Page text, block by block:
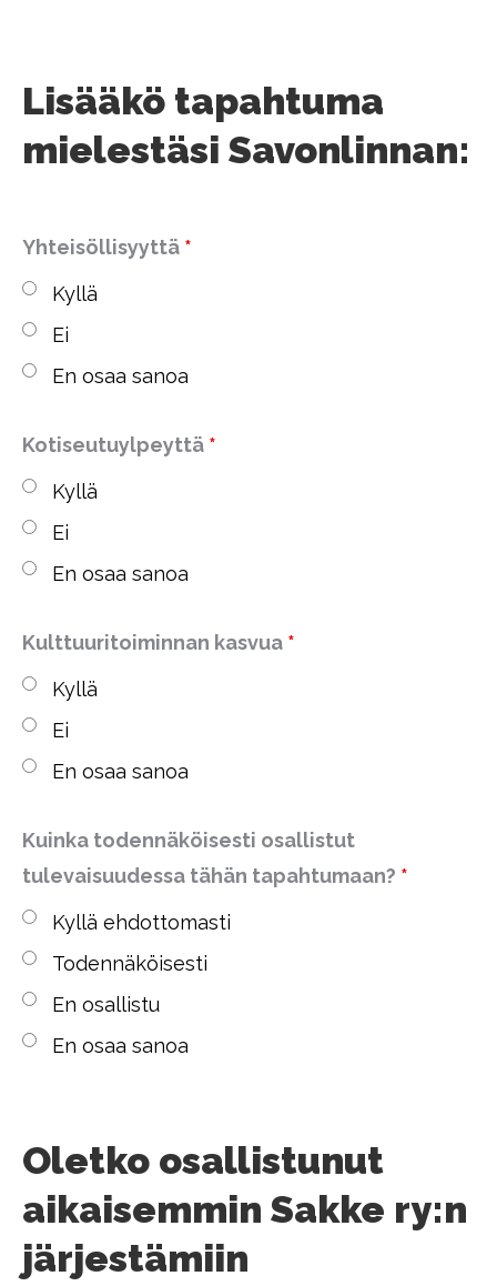
Lisääkö tapahtuma
mielestäsi Savonlinnan:
Yhteisöllisyyttä *
Kyllä
Ei
En osaa sanoa
Kotiseutuylpeyttä *
Kyllä
Ei
En osaa sanoa
Kulttuuritoiminnan kasvua *
Kyllä
Ei
En osaa sanoa
Kuinka todennäköisesti osallistut
tulevaisuudessa tähän tapahtumaan? *
Kyllä ehdottomasti
Todennäköisesti
En osallistu
En osaa sanoa
Oletko osallistunut
aikaisemmin Sakke ry:n
järjestämiin